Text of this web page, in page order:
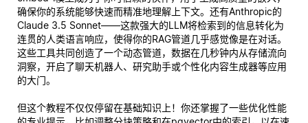
确保你的系统能够快速而精准地理解上下文。还有Anthropic的
Claude 3.5 Sonnet——这款强大的LLM将检索到的信息转化为
连贯的人类语言响应，使得你的RAG管道几乎感觉像是在对话。
这些工具共同创造了一个动态管道，数据在几秒钟内从存储流向
洞察，开启了聊天机器人、研究助手或个性化内容生成器等应用
的大门。
但这个教程不仅仅停留在基础知识上！你还掌握了一些优化性能